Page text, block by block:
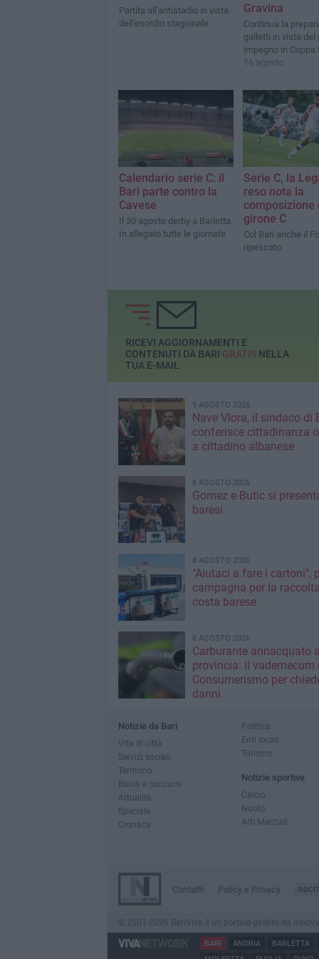
Partita all'antistadio in vista
dell'esordio stagionale
Gravina
Continua la
galletti in vista del
impegno in Coppa
16 agosto
Calendario serie C: il
Bari parte contro la
Cavese
Il 30 agosto derby a Barletta.
In allegato tutte le giornate
Serie C, la
reso nota la
composizione
girone C
Col Bari anche il
ripescato
RICEVI AGGIORNAMENTI E
CONTENUTI DA BARI GRATISNELLA
TUA E-MAIL
9 AGOSTO 2026
Nave Vlora, il sindaco di
conferisce cittadinanza
a cittadino albanese
8 AGOSTO 2026
Gomez e Butic si
baresi
8 AGOSTO 2026
"Aiutaci a fare i cartoni",
campagna per la
costa barese
8 AGOSTO 2026
Carburante annacquato
provincia: il vademecum
Consumerismo per
danni
Notizie da Bari
Vita di città
Servizi sociali
Territorio
Bandi e concorsi
Attualità
Speciale
Cronaca
Politica
Enti locali
Turismo
Notizie sportive
Calcio
Nuoto
Arti Marziali
Contatti Policy e Privacy
© 2001-2026 BariViva è un portale gestito da
BARI ANDRIA BARLETTA